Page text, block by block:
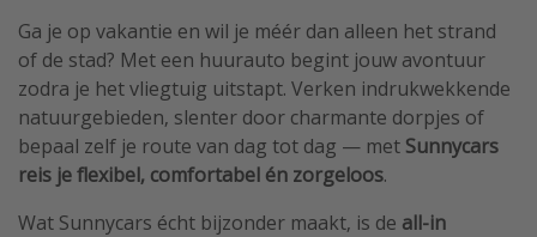
Ga je op vakantie en wil je méér dan alleen het strand
of de stad? Met een huurauto begint jouw avontuur
zodra je het vliegtuig uitstapt. Verken indrukwekkende
natuurgebieden, slenter door charmante dorpjes of
bepaal zelf je route van dag tot dag — met Sunnycars
reis je flexibel, comfortabel én zorgeloos.
Wat Sunnycars écht bijzonder maakt, is de all-in